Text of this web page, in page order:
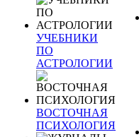
УЧЕБНИКИ
ПО
АСТРОЛОГИИ
ВОСТОЧНАЯ
ПСИХОЛОГИЯ